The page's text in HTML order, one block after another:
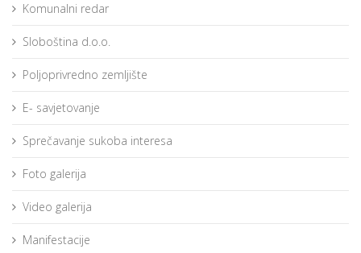
Komunalni redar
Sloboština d.o.o.
Poljoprivredno zemljište
E- savjetovanje
Sprečavanje sukoba interesa
Foto galerija
Video galerija
Manifestacije